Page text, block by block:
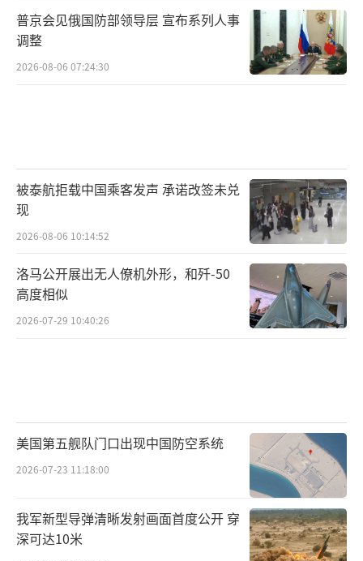
普京会见俄国防部领导层 宣布系列人事
调整
2026-08-06 07:24:30
被泰航拒载中国乘客发声 承诺改签未兑
现
2026-08-06 10:14:52
洛马公开展出无人僚机外形，和歼-50
高度相似
2026-07-29 10:40:26
美国第五舰队门口出现中国防空系统
2026-07-23 11:18:00
我军新型导弹清晰发射画面首度公开 穿
深可达10米